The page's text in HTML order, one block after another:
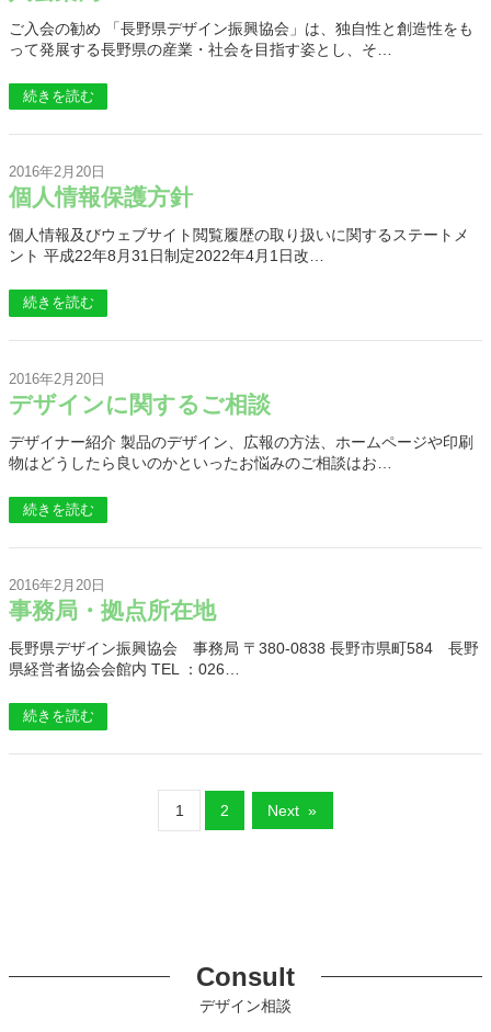
ご入会の勧め 「長野県デザイン振興協会」は、独自性と創造性をも
って発展する長野県の産業・社会を目指す姿とし、そ…
続きを読む
2016年2月20日
個人情報保護方針
個人情報及びウェブサイト閲覧履歴の取り扱いに関するステートメ
ント 平成22年8月31日制定2022年4月1日改…
続きを読む
2016年2月20日
デザインに関するご相談
デザイナー紹介 製品のデザイン、広報の方法、ホームページや印刷
物はどうしたら良いのかといったお悩みのご相談はお…
続きを読む
2016年2月20日
事務局・拠点所在地
長野県デザイン振興協会 事務局 〒380-0838 長野市県町584 長野
県経営者協会会館内 TEL ：026…
続きを読む
1 2 Next »
Consult
デザイン相談